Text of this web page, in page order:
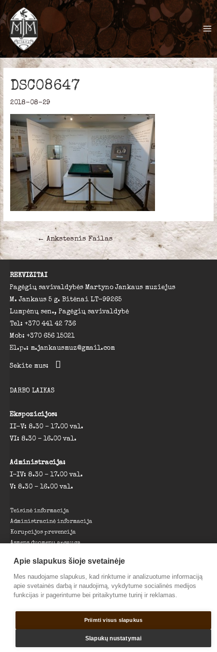
Pereiti
prie
turinio
DSC08647
2018-08-29
Navigacija
tarp
įrašų
← Ankstesnis Failas
REKVIZITAI
Pagėgių savivaldybės Martyno Jankaus muziejus
M. Jankaus 5 g. Bitėnai LT-99265
Lumpėnų sen., Pagėgių savivaldybė
Tel: +370 441 42 736
Mob: +370 656 15021
El.p.: m.jankausmuz@gmail.com
Sekite mus:
DARBO LAIKAS
Ekspozicijos:
II-V: 8.30 – 17.00 val.
VI: 8.30 – 16.00 val.
Administracija:
I-IV: 8.30 – 17.00 val.
V: 8.30 – 16.00 val.
Teisinė informacija
Administracinė informacija
Korupcijos prevencija
Asmens duomenų apsauga
Nuorodos
Parama muziejui
© 2026 Pagėgių savivaldybės Martyno Jankaus muziejus |
Sprendimas:TOBALT
Apie slapukus šioje svetainėje
Mes naudojame slapukus, kad rinktume ir analizuotume informaciją
apie svetainės darbą ir naudojimą, vykdytume socialinės medijos
funkcijas ir pagerintume bei pritaikytume turinį ir reklamas.
Priimti visus slapukus
Slapukų nustatymai